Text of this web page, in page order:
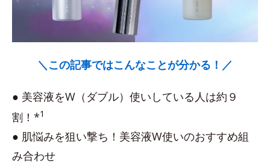
＼この記事ではこんなことが分かる！／
● 美容液をW（ダブル）使いしている人は約９
割！*1
● 肌悩みを狙い撃ち！美容液W使いのおすすめ組
み合わせ